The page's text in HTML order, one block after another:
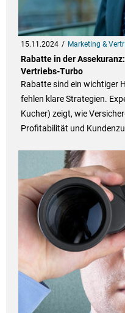
15.11.2024 Marketing &
Rabatte in der
Vertriebs-Turbo
Rabatte sind ein wichtiger
fehlen klare Strategien.
Kucher) zeigt, wie
Profitabilität und